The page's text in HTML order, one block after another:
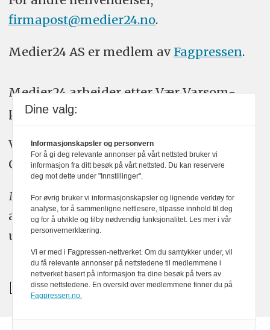
firmapost@medier24.no.
Medier24 AS er medlem av Fagpressen.
Medier24 arbeider etter Vær Varsom-
plakatens regler for god presseskikk.
Vi bruker KI-verktøy som ChatGPT,
Claude, og Gemini i journalistikken vår.
Medier24s redaksjon har alltid det fulle
ansvar for publisert innhold, med eller
uten bruk av kunstig intelligens.
Dine valg:
Informasjonskapsler og personvern
For å gi deg relevante annonser på vårt nettsted bruker vi
informasjon fra ditt besøk på vårt nettsted. Du kan reservere
deg mot dette under "Innstillinger".
For øvrig bruker vi informasjonskapsler og lignende verktøy for
analyse, for å sammenligne nettlesere, tilpasse innhold til deg
og for å utvikle og tilby nødvendig funksjonalitet. Les mer i vår
personvernerklæring.
Vi er med i Fagpressen-nettverket. Om du samtykker under, vil
du få relevante annonser på nettstedene til medlemmene i
nettverket basert på informasjon fra dine besøk på tvers av
disse nettstedene. En oversikt over medlemmene finner du på
Fagpressen.no.